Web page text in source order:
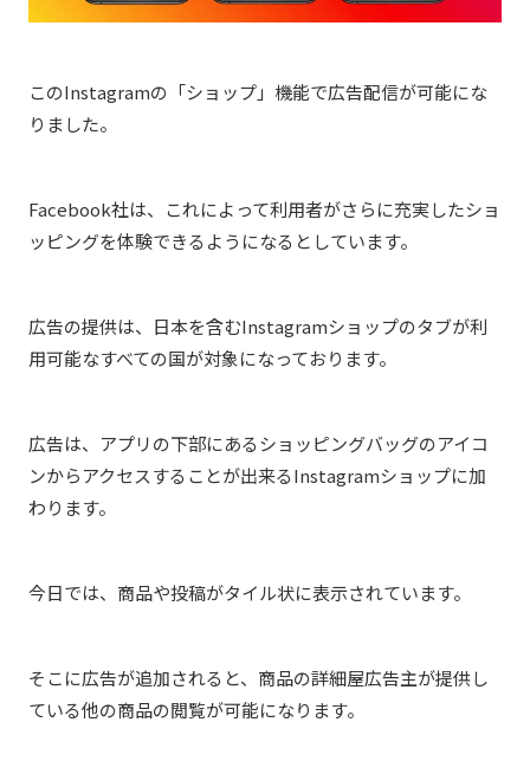
このInstagramの「ショップ」機能で広告配信が可能にな
りました。
Facebook社は、これによって利用者がさらに充実したショ
ッピングを体験できるようになるとしています。
広告の提供は、日本を含むInstagramショップのタブが利
用可能なすべての国が対象になっております。
広告は、アプリの下部にあるショッピングバッグのアイコ
ンからアクセスすることが出来るInstagramショップに加
わります。
今日では、商品や投稿がタイル状に表示されています。
そこに広告が追加されると、商品の詳細屋広告主が提供し
ている他の商品の閲覧が可能になります。